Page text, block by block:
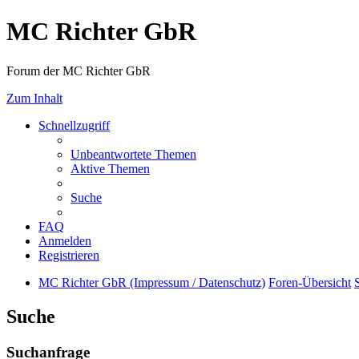
MC Richter GbR
Forum der MC Richter GbR
Zum Inhalt
Schnellzugriff
Unbeantwortete Themen
Aktive Themen
Suche
FAQ
Anmelden
Registrieren
MC Richter GbR (Impressum / Datenschutz) Foren-Übersicht
Suche
Suchanfrage